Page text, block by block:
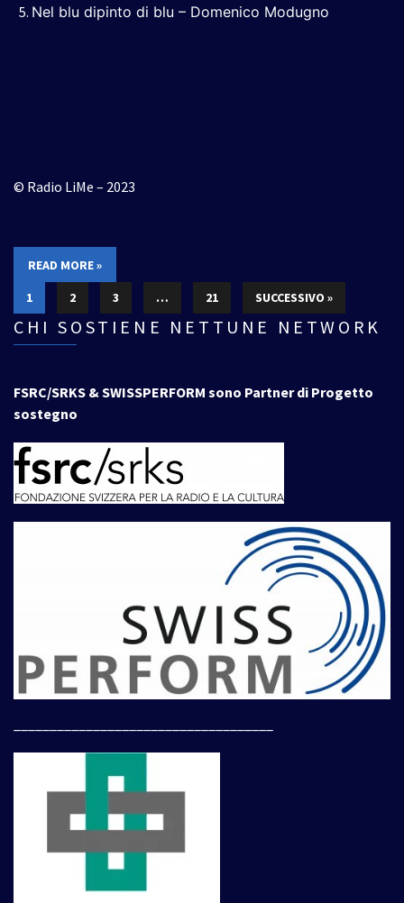
Nel blu dipinto di blu – Domenico Modugno
© Radio LiMe – 2023
READ MORE »
1
2 3 … 21 SUCCESSIVO »
CHI SOSTIENE NETTUNE NETWORK
FSRC/SRKS & SWISSPERFORM sono Partner di Progetto
sostegno